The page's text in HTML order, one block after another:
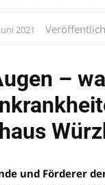
2021
–
und Förderer